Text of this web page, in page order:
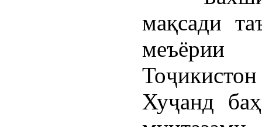
мақсади
Хуҷанд